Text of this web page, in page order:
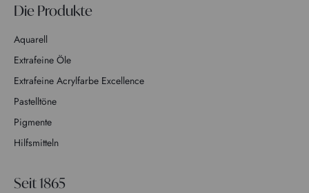
Die Produkte
Aquarell
Extrafeine Öle
Extrafeine Acrylfarbe Excellence
Pastelltöne
Pigmente
Hilfsmitteln
Seit 1865